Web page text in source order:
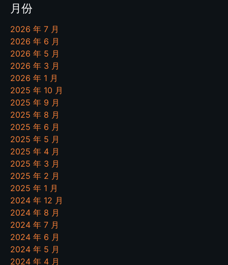
月份
2026 年 7 月
2026 年 6 月
2026 年 5 月
2026 年 3 月
2026 年 1 月
2025 年 10 月
2025 年 9 月
2025 年 8 月
2025 年 6 月
2025 年 5 月
2025 年 4 月
2025 年 3 月
2025 年 2 月
2025 年 1 月
2024 年 12 月
2024 年 8 月
2024 年 7 月
2024 年 6 月
2024 年 5 月
2024 年 4 月